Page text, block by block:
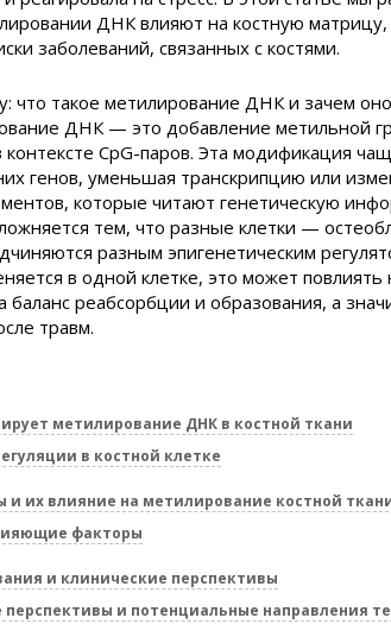
ДНК влияют на костную
заболеваний, связанных с костями.
что такое метилирование ДНК и зачем
ДНК — это добавление метильной
CpG-паров. Эта модификация
генов, уменьшая транскрипцию или
которые читают генетическую
тем, что разные клетки —
разным эпигенетическим
в одной клетке, это может повлиять
баланс реабсорбции и образования, а
травм.
метилирование ДНК в костной ткани
в костной клетке
их влияние на метилирование костной
факторы
и клинические перспективы
перспективы и потенциальные направления